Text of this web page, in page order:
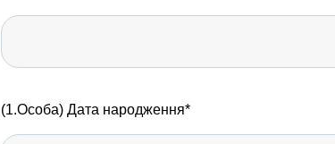
(1.Особа) Дата народження*